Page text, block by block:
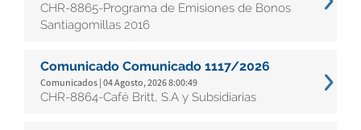
CHR-8865-Programa de Emisiones de Bonos
Santiagomillas 2016
Comunicado Comunicado 1117/2026
Comunicados | 04 Agosto, 2026 8:00:49
CHR-8864-Café Britt, S.A y Subsidiarias